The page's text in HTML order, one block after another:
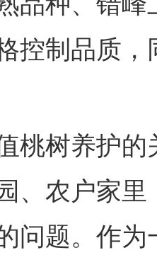
控制品质
树养护的
、农户家
问题。作为